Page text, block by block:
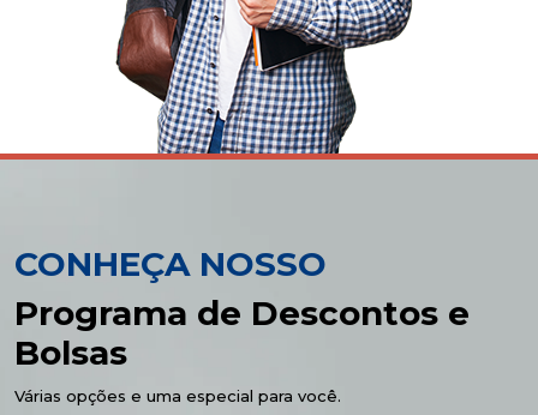
CONHEÇA NOSSO
Programa de Descontos e
Bolsas
Várias opções e uma especial para você.